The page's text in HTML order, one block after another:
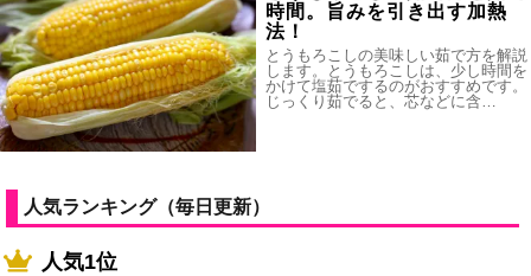
時間。旨みを引き出す加熱
法！
とうもろこしの美味しい茹で方を解説
します。とうもろこしは、少し時間を
かけて塩茹でするのがおすすめです。
じっくり茹でると、芯などに含…
人気ランキング（毎日更新）
人気1位